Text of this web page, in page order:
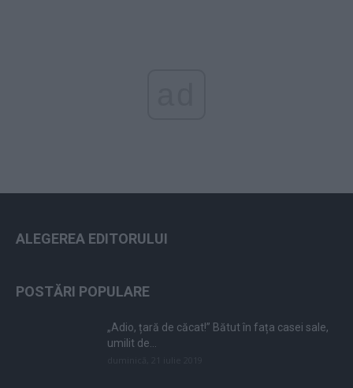
ALEGEREA EDITORULUI
POSTĂRI POPULARE
„Adio, țară de căcat!” Bătut în fața casei sale,
umilit de...